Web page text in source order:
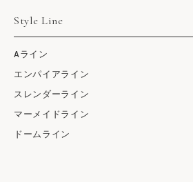
Style Line
Aライン
エンパイアライン
スレンダーライン
マーメイドライン
ドームライン